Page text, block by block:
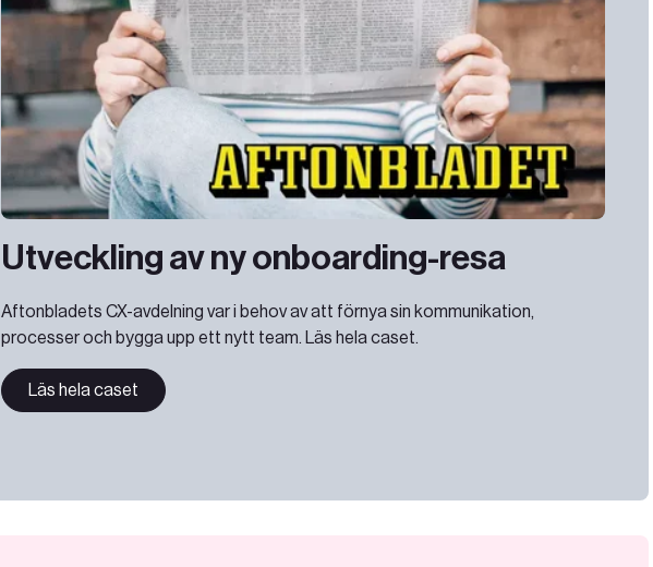
Utveckling av ny onboarding-resa
Aftonbladets CX-avdelning var i behov av att förnya sin kommunikation,
processer och bygga upp ett nytt team. Läs hela caset.
Läs hela caset